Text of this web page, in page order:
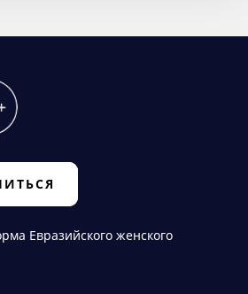
Евразийского женского